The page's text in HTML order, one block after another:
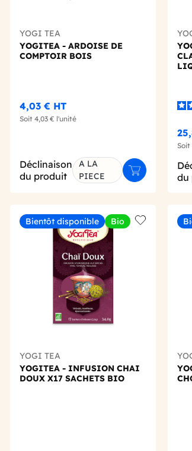
YOGI TEA
YOGITEA - ARDOISE DE
COMPTOIR BOIS
4,03 € HT
Soit 4,03 € l'unité
Déclinaison
du produit
A LA
PIECE
Ajouter au
Soit
du
Bientôt disponible Bio
Add to
YOGI TEA
YOGITEA - INFUSION CHAI
DOUX X17 SACHETS BIO